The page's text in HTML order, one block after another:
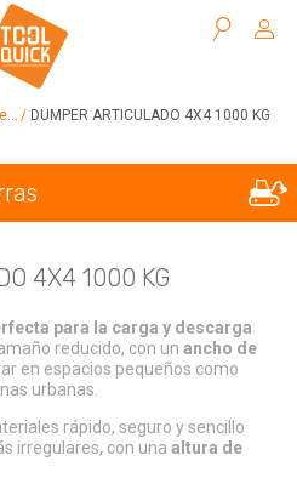
DUMPER ARTICULADO 4X4 1000 KG
4X4 1000 KG
para la carga y descarga
reducido, con unancho de
en espacios pequeños como
urbanas.
rápido, seguro y sencillo
irregulares, con unaaltura de